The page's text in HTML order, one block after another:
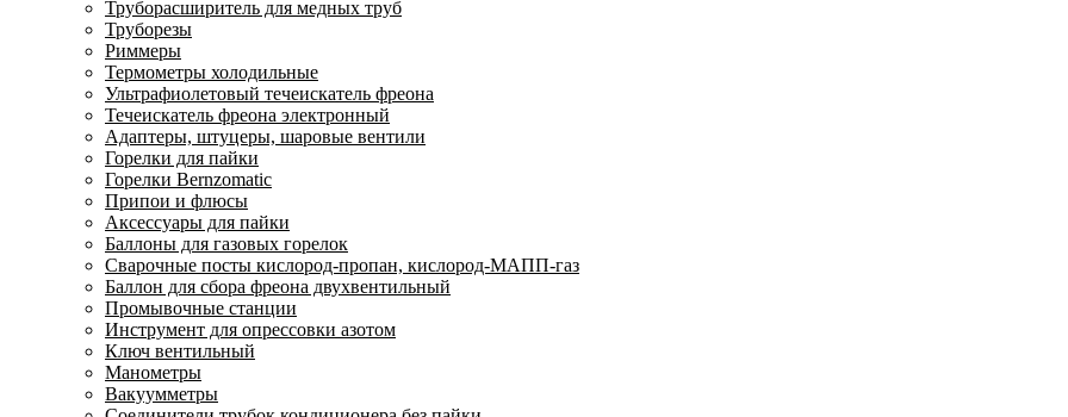
Труборасширитель для медных труб
Труборезы
Риммеры
Термометры холодильные
Ультрафиолетовый течеискатель фреона
Течеискатель фреона электронный
Адаптеры, штуцеры, шаровые вентили
Горелки для пайки
Горелки Bernzomatic
Припои и флюсы
Аксессуары для пайки
Баллоны для газовых горелок
Сварочные посты кислород-пропан, кислород-МАПП-газ
Баллон для сбора фреона двухвентильный
Промывочные станции
Инструмент для опрессовки азотом
Ключ вентильный
Манометры
Вакуумметры